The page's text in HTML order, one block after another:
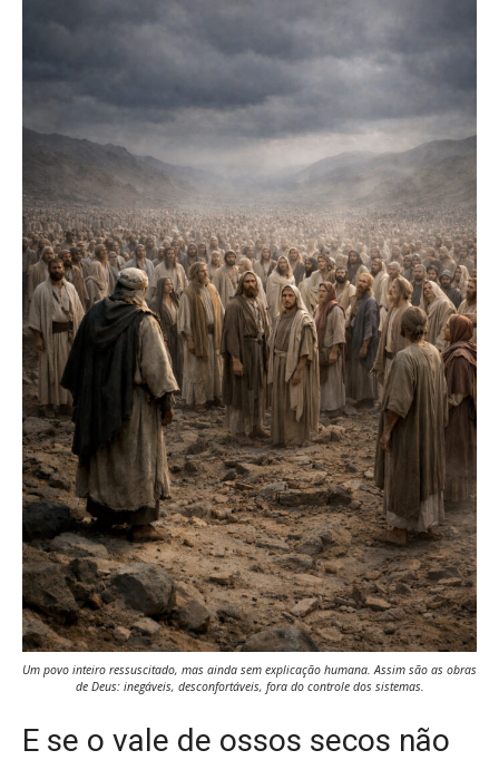
Um povo inteiro ressuscitado, mas ainda sem explicação humana. Assim são as obras
de Deus: inegáveis, desconfortáveis, fora do controle dos sistemas.
E se o vale de ossos secos não